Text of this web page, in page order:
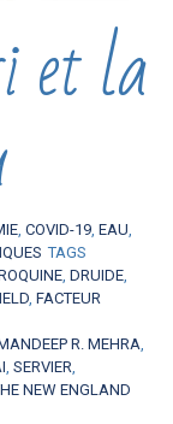
et la
, COVID-19, EAU,
TAGS
, DRUIDE,
, FACTEUR
R. MEHRA,
, SERVIER,
NEW ENGLAND